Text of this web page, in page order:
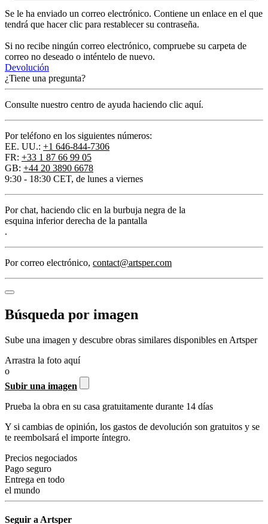
Se le ha enviado un correo electrónico. Contiene un enlace en el que
tendrá que hacer clic para restablecer su contraseña.
Si no recibe ningún correo electrónico, compruebe su carpeta de
correo no deseado o inténtelo de nuevo.
Devolución
¿Tiene una pregunta?
Consulte nuestro centro de ayuda haciendo clic aquí.
Por teléfono en los siguientes números:
EE. UU.: +1 646-844-7306
FR: +33 1 87 66 99 05
GB: +44 20 3890 6678
9:30 - 18:30 CET, de lunes a viernes
Por chat, haciendo clic en la burbuja negra de la
esquina inferior derecha de la pantalla
.
Por correo electrónico, contact@artsper.com
Búsqueda por imagen
Sube una imagen y descubre obras similares disponibles en Artsper
Arrastra la foto aquí
o
Subir una imagen
Prueba la obra en su casa gratuitamente durante 14 días
Y si cambias de opinión, los gastos de devolución son gratuitos y se
te reembolsará el importe íntegro.
Precios negociados
Pago seguro
Entrega en todo
el mundo
Seguir a Artsper